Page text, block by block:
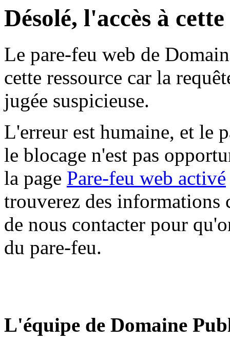
Désolé, l'accès à
Le pare-feu web de
cette ressource car la
jugée suspicieuse.
L'erreur est humaine, et le
le blocage n'est pas
la page Pare-feu web activé
trouverez des informations
de nous contacter pour
du pare-feu.
L'équipe de Domaine